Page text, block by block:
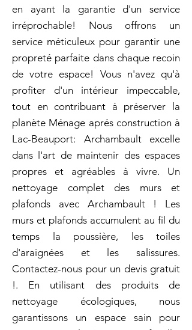
en ayant la garantie d'un service
irréprochable! Nous offrons un
service méticuleux pour garantir une
propreté parfaite dans chaque recoin
de votre espace! Vous n'avez qu'à
profiter d'un intérieur impeccable,
tout en contribuant à préserver la
planète Ménage aprés construction à
Lac-Beauport: Archambault excelle
dans l'art de maintenir des espaces
propres et agréables à vivre. Un
nettoyage complet des murs et
plafonds avec Archambault ! Les
murs et plafonds accumulent au fil du
temps la poussière, les toiles
d'araignées et les salissures.
Contactez-nous pour un devis gratuit
!. En utilisant des produits de
nettoyage écologiques, nous
garantissons un espace sain pour